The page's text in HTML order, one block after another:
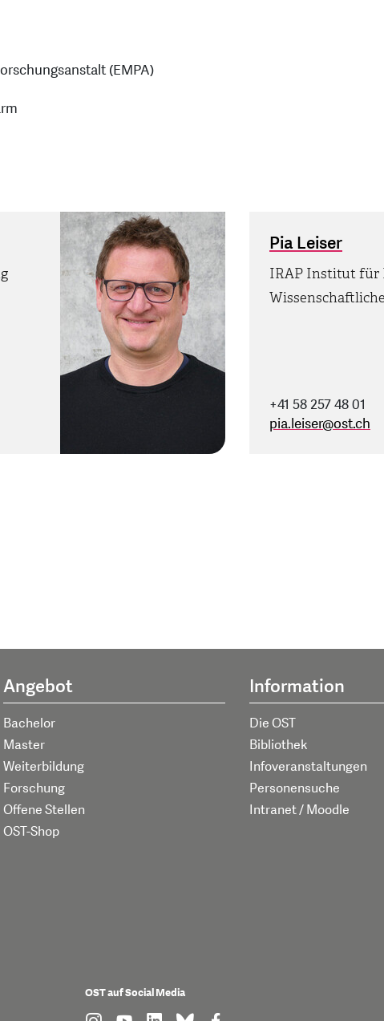
(EMPA)
Pia Leiser
IRAP Institut für
+41 58 257 48 01
pia.leiser@ost.ch
Angebot
Bachelor
Master
Weiterbildung
Forschung
Offene Stellen
OST-Shop
Information
Die OST
Bibliothek
Infoveranstaltungen
Personensuche
Intranet / Moodle
OST auf Social Media